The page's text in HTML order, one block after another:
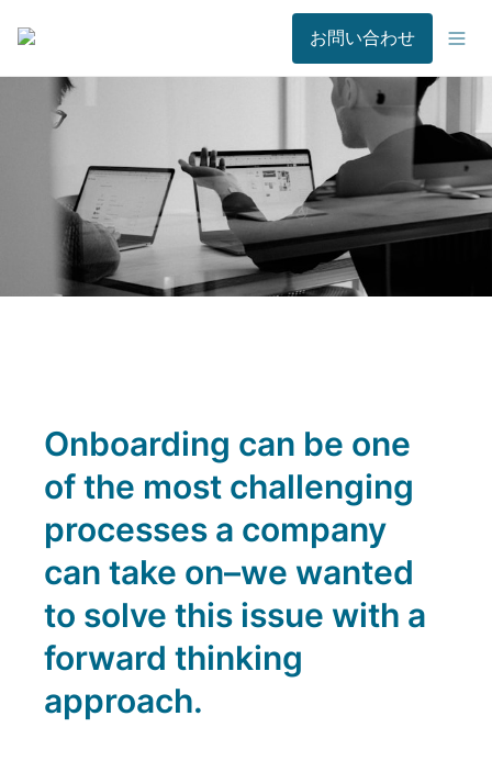
お問い合わせ
Onboarding can be one
of the most challenging
processes a company
can take on–we wanted
to solve this issue with a
forward thinking
approach.